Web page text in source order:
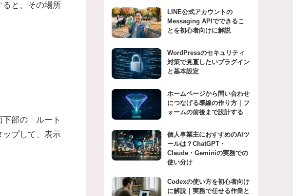
ると、その場所
下部の「ルート
ップして、表示
LINE公式アカウントの
Messaging APIでできるこ
とを初心者向けに解説
WordPressのセキュリティ
対策で見直したいプラグイン
と基本設定
ホームページから問い合わせ
につなげる導線の作り方｜フ
ォームの前後まで設計する
個人事業主におすすめのAIツ
ールは？ChatGPT・
Claude・Geminiの実務での
使い分け
Codexの使い方を初心者向け
に解説｜実務で任せる作業と